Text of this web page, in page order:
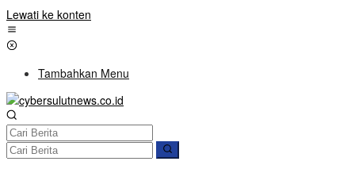
Lewati ke konten
Tambahkan Menu